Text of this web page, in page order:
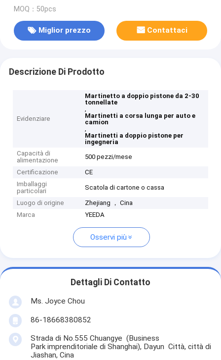
auto/camion/ingegneria
MOQ：50pcs
Miglior prezzo Contattaci
Descrizione Di Prodotto
Evidenziare
Martinetto a doppio pistone da 2-30
tonnellate
,
Martinetti a corsa lunga per auto e
camion
,
Martinetti a doppio pistone per
ingegneria
Capacità di
alimentazione
500 pezzi/mese
Certificazione
CE
Imballaggi
particolari
Scatola di cartone o cassa
Luogo di origine
Zhejiang ， Cina
Marca
YEEDA
Osservi più
Dettagli Di Contatto
Ms. Joyce Chou
86-18668380852
Strada di No.555 Chuangye (Business
Park imprenditoriale di Shanghai), Dayun Città, città di
Jiashan, Cina